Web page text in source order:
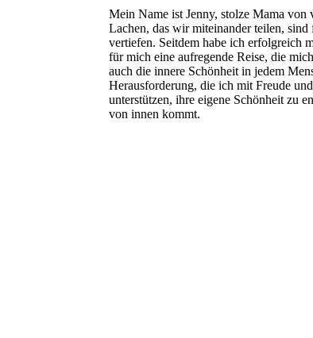
Mein Name ist Jenny, stolze Mama
Lachen, das wir miteinander teilen,
vertiefen. Seitdem habe ich erfolgreich
für mich eine aufregende Reise, die
auch die innere Schönheit in jedem
Herausforderung, die ich mit Freude
unterstützen, ihre eigene Schönheit zu
von innen kommt.